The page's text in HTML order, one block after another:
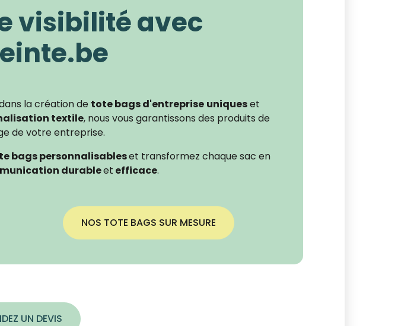
visibilité avec
la création de tote bags d'entreprise uniqueset
textile, nous vous garantissons des produits de
de votre entreprise.
bags personnalisableset transformez chaque sac en
durableet efficace.
NOS TOTE BAGS SUR MESURE
UN DEVIS